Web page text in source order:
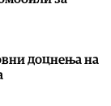
доцнења на